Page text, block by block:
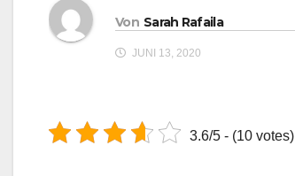
Von Sarah Rafaila
JUNI 13, 2020
3.6/5 - (10 votes)